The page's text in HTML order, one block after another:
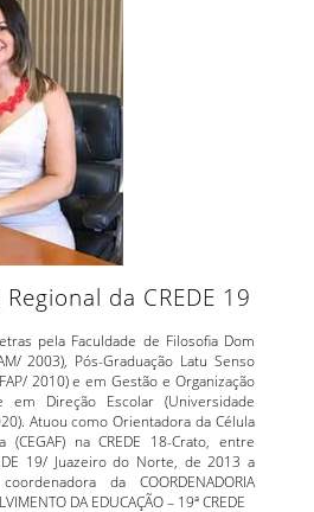
da CREDE 19
pela Faculdade de Filosofia Dom
2003), Pós-Graduação Latu Senso
2010) e em Gestão e Organização
em Direção Escolar (Universidade
Atuou como Orientadora da Célula
(CEGAF) na CREDE 18-Crato, entre
19/ Juazeiro do Norte, de 2013 a
da COORDENADORIA
DA EDUCAÇÃO – 19ª CREDE